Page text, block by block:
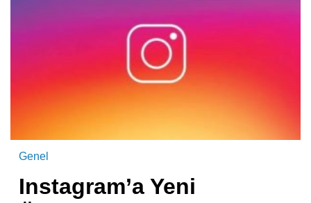
Genel
Instagram’a Yeni